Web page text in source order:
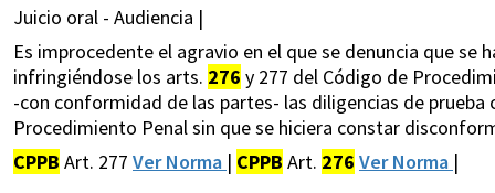
Juicio oral - Audiencia |
Es improcedente el agravio en el que se denuncia que se
infringiéndose los arts. 276 y 277 del Código de
-con conformidad de las partes- las diligencias de
Procedimiento Penal sin que se hiciera constar
CPPB Art. 277 Ver Norma | CPPB Art. 276 Ver Norma |